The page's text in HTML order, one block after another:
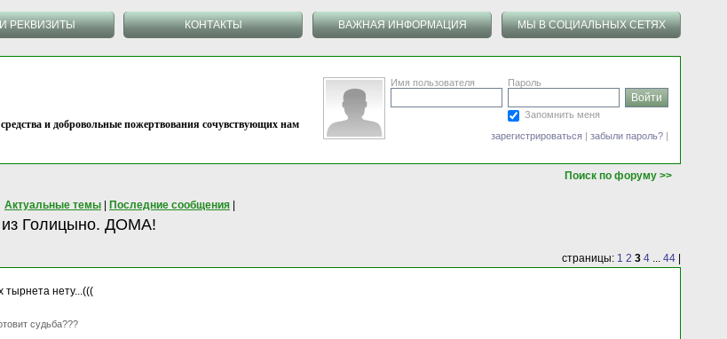
РЕКВИЗИТЫ КОНТАКТЫ ВАЖНАЯ ИНФОРМАЦИЯ МЫ В СОЦИАЛЬНЫХ СЕТЯХ
и добровольные пожертвования сочувствующих нам
Имя пользователя Пароль
Запомнить меня
зарегистрироваться | забыли пароль? |
Поиск по форуму >>
Актуальные темы Последние сообщения
Голицыно. ДОМА!
страницы: 1 2 3 4 ... 44
тырнета нету...(((
судьба???